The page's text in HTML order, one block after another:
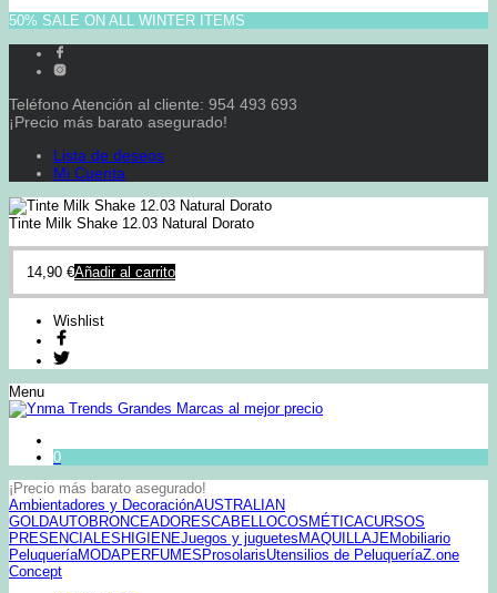
50% SALE ON ALL WINTER ITEMS
Teléfono Atención al cliente: 954 493 693
¡Precio más barato asegurado!
Lista de deseos
Mi Cuenta
Tinte Milk Shake 12.03 Natural Dorato
14,90 €Añadir al carrito
Wishlist
Menu
0
¡Precio más barato asegurado!
Ambientadores y DecoraciónAUSTRALIAN
GOLDAUTOBRONCEADORESCABELLOCOSMÉTICACURSOS
PRESENCIALES HIGIENEJuegos y juguetes MAQUILLAJEMobiliario
PeluqueríaMODAPERFUMES ProsolarisUtensilios de PeluqueríaZ.one
Concept